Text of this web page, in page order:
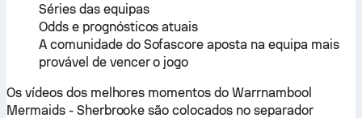
Séries das equipas
Odds e prognósticos atuais
A comunidade do Sofascore aposta na equipa mais
provável de vencer o jogo
Os vídeos dos melhores momentos do Warrnambool
Mermaids - Sherbrooke são colocados no separador